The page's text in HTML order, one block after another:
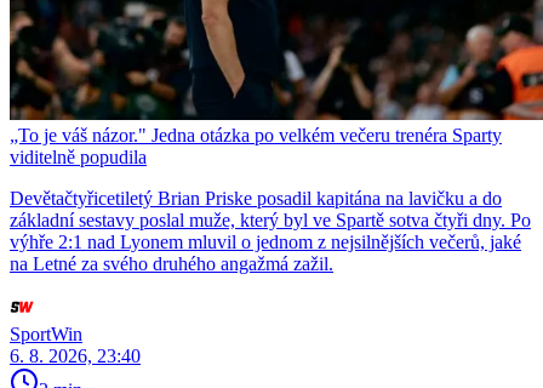
„To je váš názor." Jedna otázka po velkém večeru trenéra Sparty
viditelně popudila
Devětačtyřicetiletý Brian Priske posadil kapitána na lavičku a do
základní sestavy poslal muže, který byl ve Spartě sotva čtyři dny. Po
výhře 2:1 nad Lyonem mluvil o jednom z nejsilnějších večerů, jaké
na Letné za svého druhého angažmá zažil.
SportWin
6. 8. 2026, 23:40